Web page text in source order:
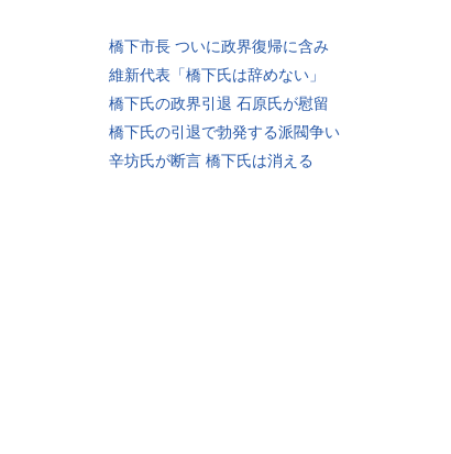
橋下市長 ついに政界復帰に含み
維新代表「橋下氏は辞めない」
橋下氏の政界引退 石原氏が慰留
橋下氏の引退で勃発する派閥争い
辛坊氏が断言 橋下氏は消える